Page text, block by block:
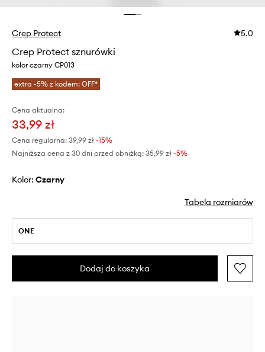
Crep Protect 5.0
Crep Protect sznurówki
kolor czarny CP013
extra -5% z kodem: OFF*
Cena aktualna:
33,99 zł
Cena regularna: 39,99 zł -15%
Najniższa cena z 30 dni przed obniżką: 35,99 zł -5%
Kolor: czarny
Tabela rozmiarów
ONE
Dodaj do koszyka